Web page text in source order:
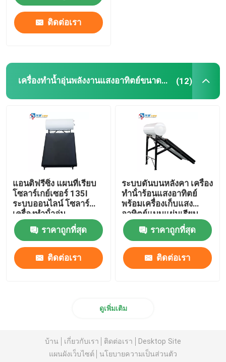
ติดต่อเรา
เครื่องทำน้ำอุ่นพลังงานแสงอาทิตย์ขนาดกะทัดรัด (12)
แอนติฟรีซิ่ง แผนที่เรียบ
โซลาร์เกย์เซอร์ 135l
ระบบออนไลน์ โซลาร์
เครื่องทําน้ําอุ่น
Wholesale
ราคาถูกที่สุด
ติดต่อเรา
ระบบดันบนหลังคา เครื่อง
ทําน้ําร้อนแสงอาทิตย์
พร้อมเครื่องเก็บแสง
อาทิตย์แบบแผ่นเรียบ
ราคาถูกที่สุด
ติดต่อเรา
ดูเพิ่มเติม
บ้าน เกี่ยวกับเรา ติดต่อเรา
Desktop Site
แผนผังเว็บไซต์
นโยบายความเป็นส่วนตัว